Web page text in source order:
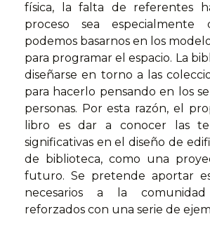
física, la falta de referentes
proceso sea especialmente
podemos basarnos en los
para programar el espacio. La
diseñarse en torno a las
para hacerlo pensando en los
personas. Por esta razón, el
libro es dar a conocer las
significativas en el diseño de
de biblioteca, como una
futuro. Se pretende aportar
necesarios a la comunidad
reforzados con una serie de